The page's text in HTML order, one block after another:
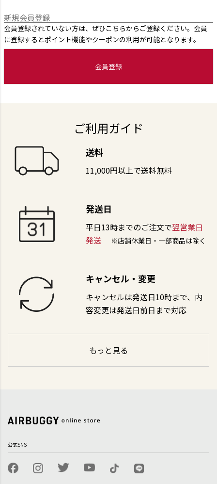
新規会員登録
会員登録されていない方は、ぜひこちらからご登録ください。会員
に登録するとポイント機能やクーポンの利用が可能となります。
会員登録
ご利用ガイド
送料
11,000円以上で送料無料
発送日
平日13時までのご注文で翌営業日
発送
※店舗休業日・一部商品は除く
キャンセル・変更
キャンセルは発送日10時まで、内
容変更は発送日前日まで対応
もっと見る
公式SNS